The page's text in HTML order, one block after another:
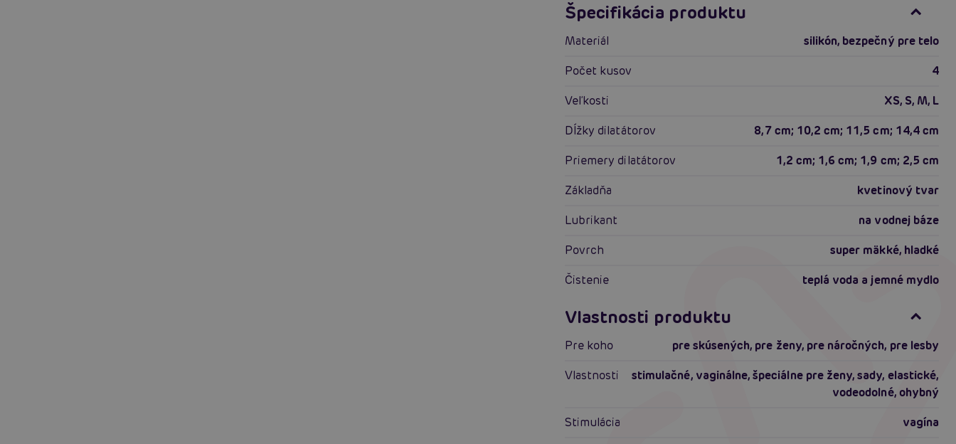
Špecifikácia produktu
Materiál
silikón, bezpečný pre telo
Počet kusov
4
Veľkosti
XS, S, M, L
Dĺžky dilatátorov
8,7 cm; 10,2 cm; 11,5 cm; 14,4 cm
Priemery dilatátorov
1,2 cm; 1,6 cm; 1,9 cm; 2,5 cm
Základňa
kvetinový tvar
Lubrikant
na vodnej báze
Povrch
super mäkké, hladké
Čistenie
teplá voda a jemné mydlo
Vlastnosti produktu
Pre koho pre skúsených, pre ženy, pre náročných, pre lesby
Vlastnosti
stimulačné, vaginálne,špeciálne pre ženy,sady, elastické,
vodeodolné, ohybný
Stimulácia
vagína